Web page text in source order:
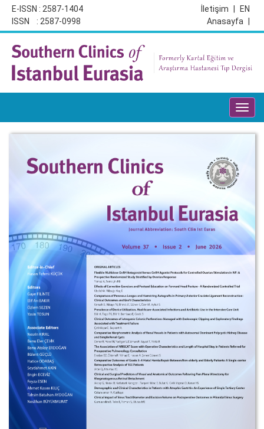
E-ISSN : 2587-1404
ISSN : 2587-0998
EN
İletişim
Anasayfa